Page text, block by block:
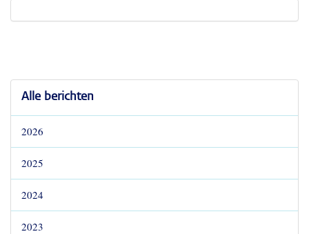
Alle berichten
2026
2025
2024
2023